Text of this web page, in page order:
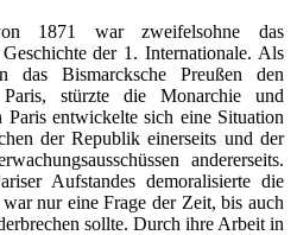
1871
war zweifelsohne das
der 1. Internationale. Als
das Bismarcksche Preußen den
stürzte die Monarchie und
entwickelte sich eine Situation
der Republik einerseits und der
andererseits.
Aufstandes demoralisierte die
nur eine Frage der Zeit, bis auch
sollte. Durch ihre Arbeit in